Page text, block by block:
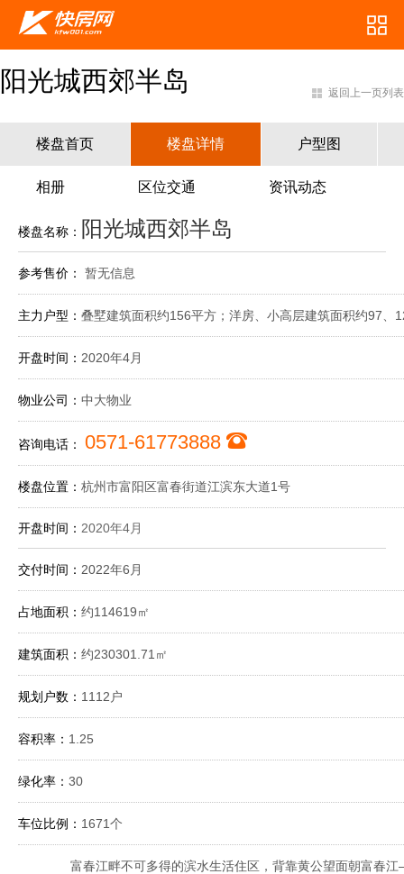
阳光城西郊半岛 返回上一页列表
楼盘首页 楼盘详情 户型图
相册 区位交通 资讯动态
楼盘名称： 阳光城西郊半岛
参考售价： 暂无信息
主力户型：叠墅建筑面积约156平方；洋房、小高层建筑面积约97、
开盘时间： 2020年4月
物业公司：中大物业
咨询电话： 0571-61773888
楼盘位置：杭州市富阳区富春街道江滨东大道1号
开盘时间： 2020年4月
交付时间： 2022年6月
占地面积：约114619㎡
建筑面积：约230301.71㎡
规划户数： 1112户
容积率： 1.25
绿化率：30
车位比例： 1671个
富春江畔不可多得的滨水生活住区，背靠黄公望面朝富春